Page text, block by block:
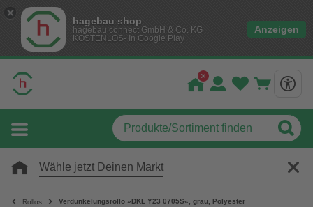
hagebau shop
hagebau connect GmbH & Co. KG
KOSTENLOS- In Google Play
Anzeigen
Wähle jetzt Deinen Markt
Rollos Verdunkelungsrollo »DKL Y23 0705S«, grau, Polyester